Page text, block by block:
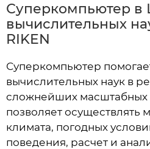
Суперкомпьютер в
вычислительных
RIKEN
Суперкомпьютер
вычислительных наук в
сложнейших масштабных
позволяет осуществлять
климата, погодных
поведения, расчет и